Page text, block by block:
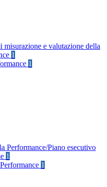
misurazione e valutazione della
1
1
Performance/Piano esecutivo
1
1